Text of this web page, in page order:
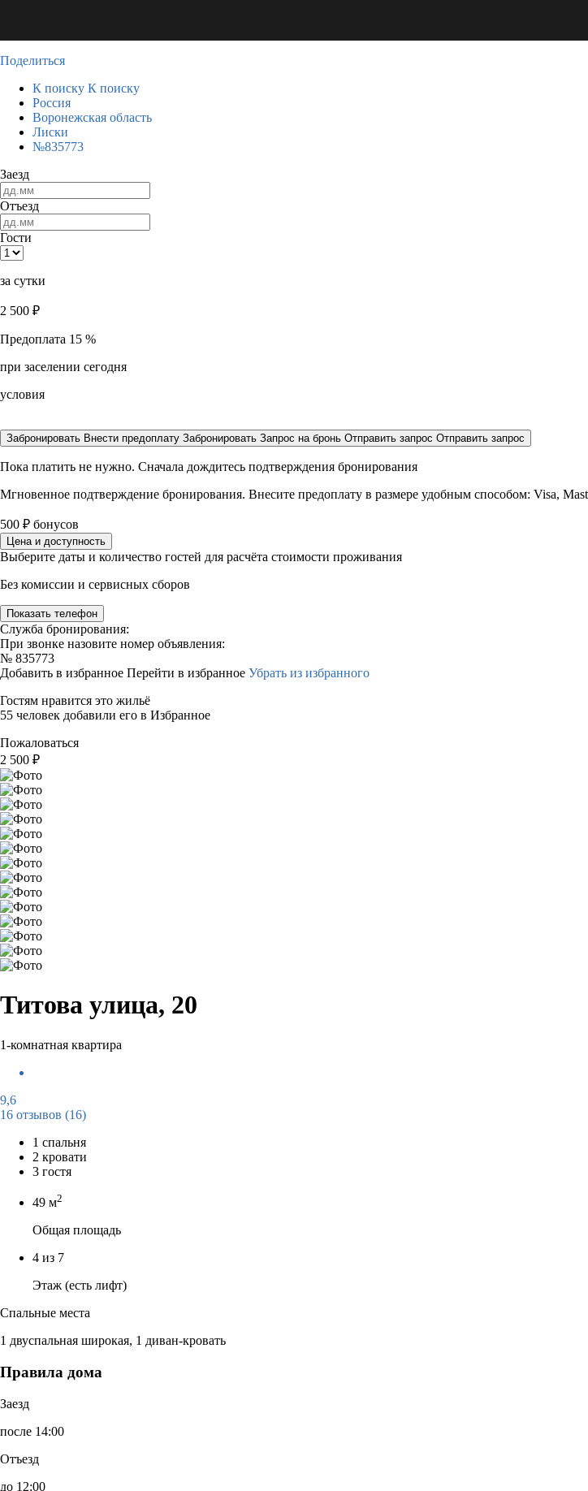
Поделиться
К поиску К поиску
Россия
Воронежская область
Лиски
№835773
Заезд
Отъезд
Гости
за сутки
2 500 ₽
Предоплата 15 %
при заселении сегодня
условия
Забронировать Внести предоплату Забронировать Запрос на бронь Отправить запрос Отправить запрос
Пока платить не нужно. Сначала дождитесь подтверждения бронирования
Мгновенное подтверждение бронирования. Внесите предоплату в размере удобным способом: Visa,
500 ₽ бонусов
Цена и доступность
Выберите даты и количество гостей для расчёта стоимости проживания
Без комиссии и сервисных сборов
Показать телефон
Служба бронирования:
При звонке назовите номер объявления:
№ 835773
Добавить в избранное Перейти в избранное Убрать из избранного
Гостям нравится это жильё
55 человек добавили его в Избранное
Пожаловаться
2 500 ₽
Титова улица, 20
1-комнатная квартира
9,6
16 отзывов (16)
1 спальня
2 кровати
3 гостя
49 м2
Общая площадь
4 из 7
Этаж (есть лифт)
Спальные места
1 двуспальная широкая, 1 диван-кровать
Правила дома
Заезд
после 14:00
Отъезд
до 12:00